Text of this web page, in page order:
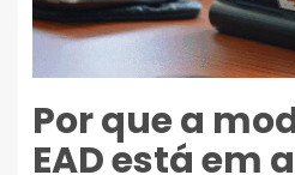
Por que a
EAD está em